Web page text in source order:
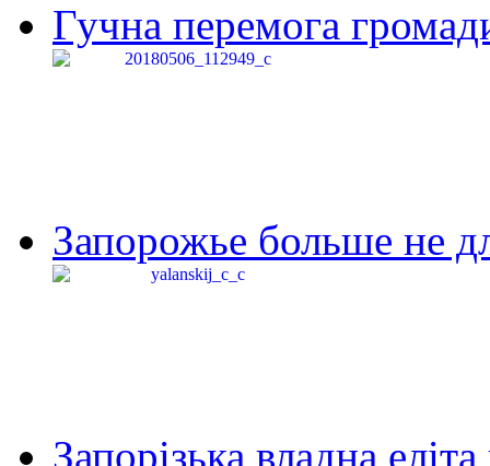
Гучна перемога
Запорожье больше не
Запорізька владна